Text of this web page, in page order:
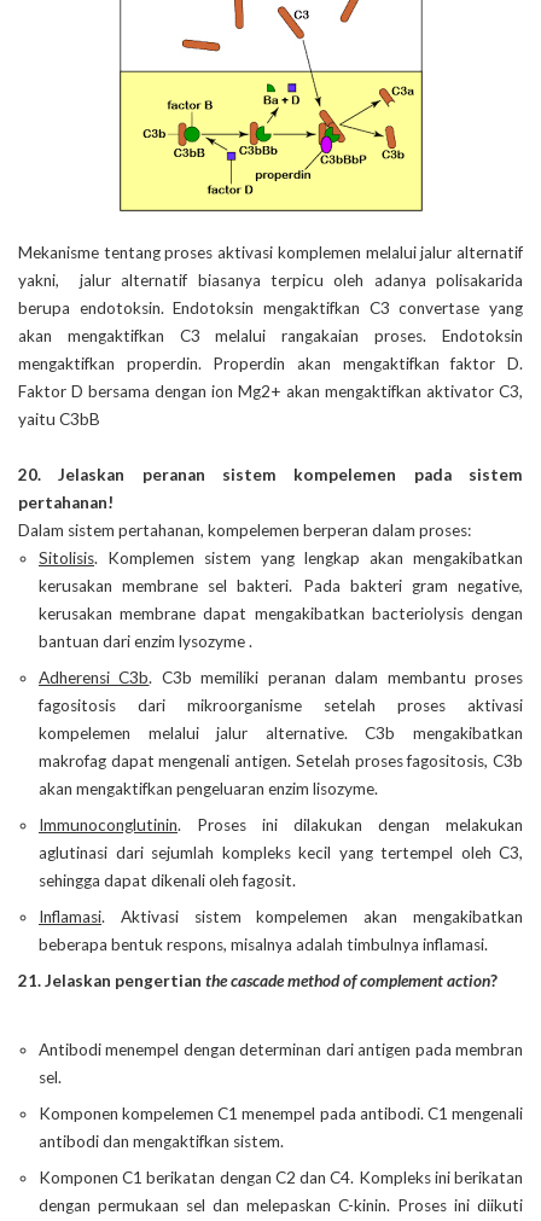
Mekanisme tentang proses aktivasi komplemen melalui jalur alternatif
yakni, jalur alternatif biasanya terpicu oleh adanya polisakarida
berupa endotoksin. Endotoksin mengaktifkan C3 convertase yang
akan mengaktifkan C3 melalui rangakaian proses. Endotoksin
mengaktifkan properdin. Properdin akan mengaktifkan faktor D.
Faktor D bersama dengan ion Mg2+ akan mengaktifkan aktivator C3,
yaitu C3bB
20. Jelaskan peranan sistem kompelemen pada sistem
pertahanan!
Dalam sistem pertahanan, kompelemen berperan dalam proses:
Sitolisis. Komplemen sistem yang lengkap akan mengakibatkan
kerusakan membrane sel bakteri. Pada bakteri gram negative,
kerusakan membrane dapat mengakibatkan bacteriolysis dengan
bantuan dari enzim lysozyme .
Adherensi C3b. C3b memiliki peranan dalam membantu proses
fagositosis dari mikroorganisme setelah proses aktivasi
kompelemen melalui jalur alternative. C3b mengakibatkan
makrofag dapat mengenali antigen. Setelah proses fagositosis, C3b
akan mengaktifkan pengeluaran enzim lisozyme.
Immunoconglutinin. Proses ini dilakukan dengan melakukan
aglutinasi dari sejumlah kompleks kecil yang tertempel oleh C3,
sehingga dapat dikenali oleh fagosit.
Inflamasi. Aktivasi sistem kompelemen akan mengakibatkan
beberapa bentuk respons, misalnya adalah timbulnya inflamasi.
21. Jelaskan pengertian the cascade method of complement action?
Antibodi menempel dengan determinan dari antigen pada membran
sel.
Komponen kompelemen C1 menempel pada antibodi. C1 mengenali
antibodi dan mengaktifkan sistem.
Komponen C1 berikatan dengan C2 dan C4. Kompleks ini berikatan
dengan permukaan sel dan melepaskan C-kinin. Proses ini diikuti